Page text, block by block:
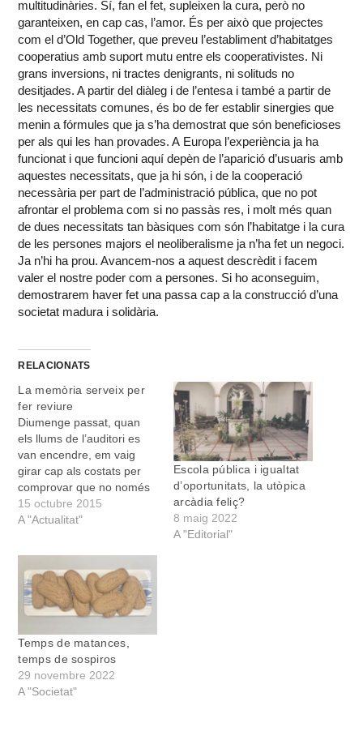
multitudinàries. Sí, fan el fet, supleixen la cura, però no
garanteixen, en cap cas, l’amor. És per això que projectes
com el d’Old Together, que preveu l’establiment d’habitatges
cooperatius amb suport mutu entre els cooperativistes. Ni
grans inversions, ni tractes denigrants, ni solituds no
desitjades. A partir del diàleg i de l’entesa i també a partir de
les necessitats comunes, és bo de fer establir sinergies que
menin a fórmules que ja s’ha demostrat que són beneficioses
per als qui les han provades. A Europa l’experiència ja ha
funcionat i que funcioni aquí depèn de l’aparició d’usuaris amb
aquestes necessitats, que ja hi són, i de la cooperació
necessària per part de l’administració pública, que no pot
afrontar el problema com si no passàs res, i molt més quan
de dues necessitats tan bàsiques com són l’habitatge i la cura
de les persones majors el neoliberalisme ja n’ha fet un negoci.
Ja n’hi ha prou. Avancem-nos a aquest descrèdit i facem
valer el nostre poder com a persones. Si ho aconseguim,
demostrarem haver fet una passa cap a la construcció d’una
societat madura i solidària.
RELACIONATS
La memòria serveix per
fer reviure
Diumenge passat, quan
els llums de l’auditori es
van encendre, em vaig
girar cap als costats per
comprovar que no només
era jo que duia un
mocador arruat a les mans
llàgrimes. Llàgrimes
d’emoció i d’agraïment,
per remoure’m tantes
coses. Emoció també per
aquella cançó que
sonava…
15 octubre 2015
A "Actualitat"
Escola pública i igualtat
d’oportunitats, la utòpica
arcàdia feliç?
8 maig 2022
A "Editorial"
Temps de matances,
temps de sospiros
29 novembre 2022
A "Societat"